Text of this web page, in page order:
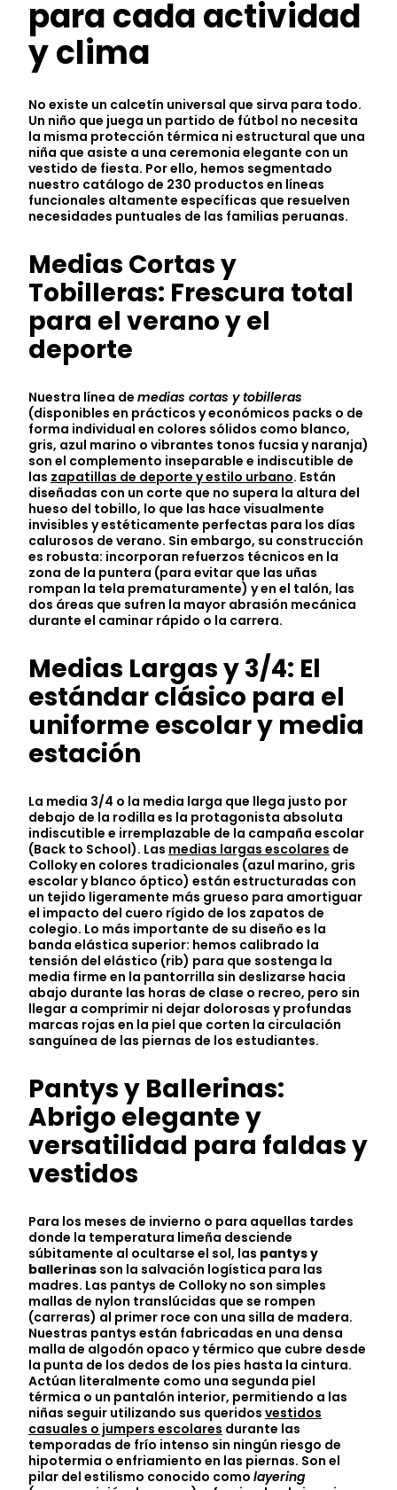
para cada actividad
y clima
No existe un calcetín universal que sirva para todo.
Un niño que juega un partido de fútbol no necesita
la misma protección térmica ni estructural que una
niña que asiste a una ceremonia elegante con un
vestido de fiesta. Por ello, hemos segmentado
nuestro catálogo de 230 productos en líneas
funcionales altamente específicas que resuelven
necesidades puntuales de las familias peruanas.
Medias Cortas y
Tobilleras: Frescura total
para el verano y el
deporte
Nuestra línea de medias cortas y tobilleras
(disponibles en prácticos y económicos packs o de
forma individual en colores sólidos como blanco,
gris, azul marino o vibrantes tonos fucsia y naranja)
son el complemento inseparable e indiscutible de
las zapatillas de deporte y estilo urbano. Están
diseñadas con un corte que no supera la altura del
hueso del tobillo, lo que las hace visualmente
invisibles y estéticamente perfectas para los días
calurosos de verano. Sin embargo, su construcción
es robusta: incorporan refuerzos técnicos en la
zona de la puntera (para evitar que las uñas
rompan la tela prematuramente) y en el talón, las
dos áreas que sufren la mayor abrasión mecánica
durante el caminar rápido o la carrera.
Medias Largas y 3/4: El
estándar clásico para el
uniforme escolar y media
estación
La media 3/4 o la media larga que llega justo por
debajo de la rodilla es la protagonista absoluta
indiscutible e irremplazable de la campaña escolar
(Back to School). Las medias largas escolares de
Colloky en colores tradicionales (azul marino, gris
escolar y blanco óptico) están estructuradas con
un tejido ligeramente más grueso para amortiguar
el impacto del cuero rígido de los zapatos de
colegio. Lo más importante de su diseño es la
banda elástica superior: hemos calibrado la
tensión del elástico (rib) para que sostenga la
media firme en la pantorrilla sin deslizarse hacia
abajo durante las horas de clase o recreo, pero sin
llegar a comprimir ni dejar dolorosas y profundas
marcas rojas en la piel que corten la circulación
sanguínea de las piernas de los estudiantes.
Pantys y Ballerinas:
Abrigo elegante y
versatilidad para faldas y
vestidos
Para los meses de invierno o para aquellas tardes
donde la temperatura limeña desciende
súbitamente al ocultarse el sol, las pantys y
ballerinas son la salvación logística para las
madres. Las pantys de Colloky no son simples
mallas de nylon translúcidas que se rompen
(carreras) al primer roce con una silla de madera.
Nuestras pantys están fabricadas en una densa
malla de algodón opaco y térmico que cubre desde
la punta de los dedos de los pies hasta la cintura.
Actúan literalmente como una segunda piel
térmica o un pantalón interior, permitiendo a las
niñas seguir utilizando sus queridos vestidos
casuales o jumpers escolares durante las
temporadas de frío intenso sin ningún riesgo de
hipotermia o enfriamiento en las piernas. Son el
pilar del estilismo conocido como layering